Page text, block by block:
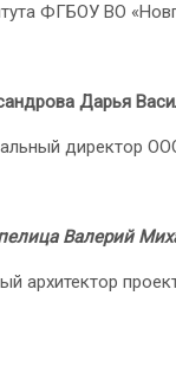
ФГБОУ ВО
Дарья
директор
Валерий
архитектор